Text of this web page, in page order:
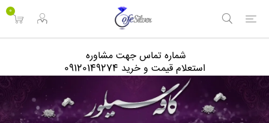
0
شماره تماس جهت مشاوره
استعلام قیمت و خرید 09120149274